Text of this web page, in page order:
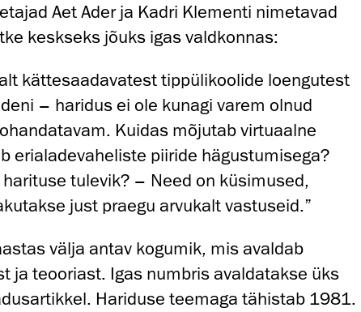
Aet Ader ja Kadri Klementi nimetavad
keskseks jõuks igas valdkonnas:
kättesaadavatest tippülikoolide loengutest
– haridus ei ole kunagi varem olnud
Kuidas mõjutab virtuaalne
erialadevaheliste piiride hägustumisega?
tulevik? – Need on küsimused,
just praegu arvukalt vastuseid.”
välja antav kogumik, mis avaldab
ja teooriast. Igas numbris avaldatakse üks
Hariduse teemaga tähistab 1981.